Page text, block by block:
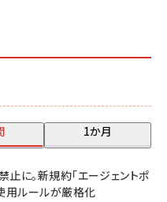
1か月
に。新規約「エージェントポ
用ルールが厳格化